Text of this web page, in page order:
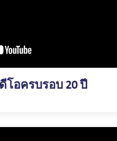
ดีโอครบรอบ 20 ปี